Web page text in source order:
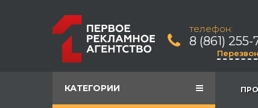
телефон:
8 (861) 255-
КАТЕГОРИИ